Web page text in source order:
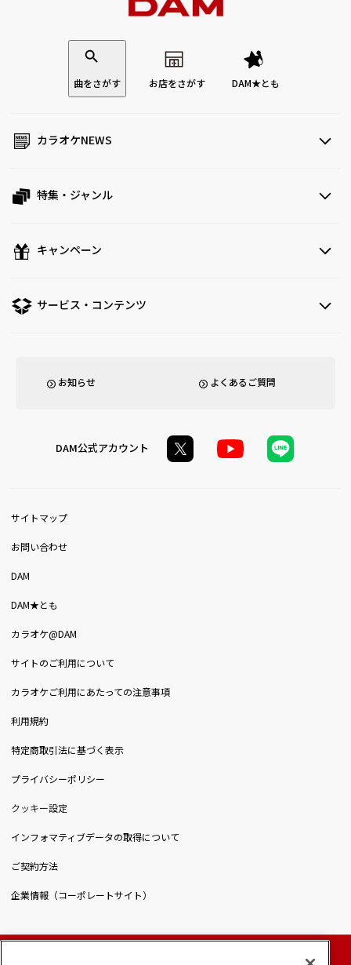
曲をさがす お店をさがす DAM★とも
カラオケNEWS
特集・ジャンル
キャンペーン
サービス・コンテンツ
お知らせ よくあるご質問
DAM公式アカウント
サイトマップ
お問い合わせ
DAM
DAM★とも
カラオケ@DAM
サイトのご利用について
カラオケご利用にあたっての注意事項
利用規約
特定商取引法に基づく表示
プライバシーポリシー
クッキー設定
インフォマティブデータの取得について
ご契約方法
企業情報（コーポレートサイト）